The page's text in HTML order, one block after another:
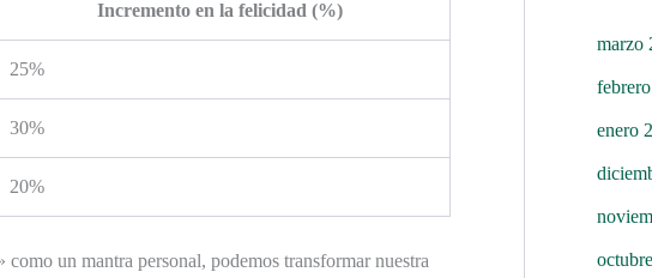
Incremento en la felicidad (%)
25%
30%
20%
un mantra personal, podemos transformar nuestra
marzo
enero